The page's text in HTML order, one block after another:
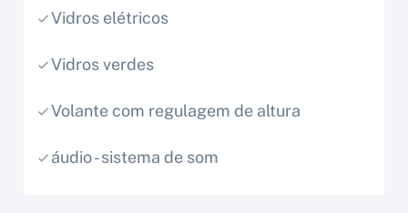
Vidros elétricos
Vidros verdes
Volante com regulagem de altura
áudio - sistema de som